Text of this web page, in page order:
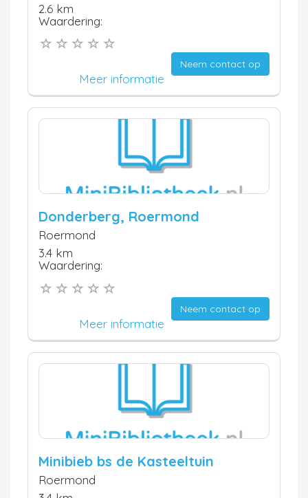
2.6 km
Waardering:
Neem contact op
Meer informatie
Donderberg, Roermond
Roermond
3.4 km
Waardering:
Neem contact op
Meer informatie
Minibieb bs de Kasteeltuin
Roermond